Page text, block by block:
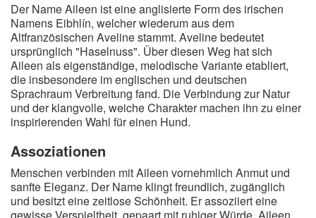
Süße Hundenamen
Hundenamen von A-Z:
A
B C D E F G H
I
J
K L M N O P Q
R
S
T U V W
Suche
Der Name Aileen ist eine anglisierte Form des irischen
Namens Eibhlín, welcher wiederum aus dem
Altfranzösischen Aveline stammt. Aveline bedeutet
ursprünglich "Haselnuss". Über diesen Weg hat sich
Aileen als eigenständige, melodische Variante etabliert,
die insbesondere im englischen und deutschen
Sprachraum Verbreitung fand. Die Verbindung zur Natur
und der klangvolle, weiche Charakter machen ihn zu einer
inspirierenden Wahl für einen Hund.
Assoziationen
Menschen verbinden mit Aileen vornehmlich Anmut und
sanfte Eleganz. Der Name klingt freundlich, zugänglich
und besitzt eine zeitlose Schönheit. Er assoziiert eine